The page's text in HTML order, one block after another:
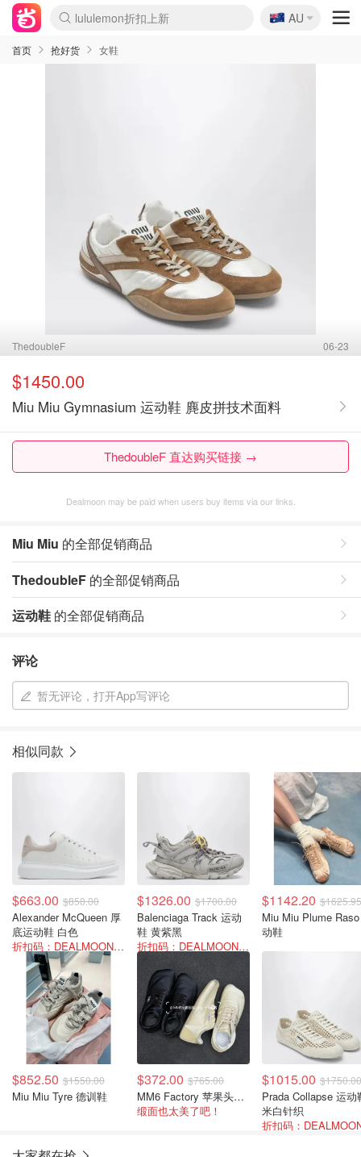
lululemon折扣上新
Sasa美妆护肤3.5折
SSENSE年中3折
FreshBeauty好价汇总
Cettire降价+叠9折
WWS Coles超市实拍
viagogo二手票捡漏
Myer超级周末1折
The Outnet奢牌1折起
David Jones 3折起
Flannels大牌1折
Perfumes Club护肤1折
AMIRO返校季6.2折
Amazon折扣汇总
eToro入金$200送$50
Amazon数码好物
ICONIC本周7.5折
ThedoubleF高奢地板价
Moose Knuckles 6折
丝芙兰5折起
EUFY官网3.7折起
Selenichast首饰2折
Trip机票酒店促销
YSL送5件彩妆礼
Amazon家居好物
Amazon美妆护肤
雅漾大喷$8
过敏原检测盒$33
伊索独家赠50ml沐浴露
科颜氏清仓3折
SEALIFE海洋馆门票6折
丝塔芙大白罐$16
订阅Newsletter送香薰
Cult Beauty 6.8折
Harrods圣诞日历2.3折
LN-CC奢牌私促3折
d'Alba空姐喷雾$16
EVE LOM套装逆天2折
Bernardelli独家4折
Adore Beauty 6折起
CT圣诞日历
Mytheresa奢品2.7折
Luxury Escapes 9折
Currentbody美容仪9折
MOON Garden Live
Roborock扫地机3.7折
Tingo Life水杯$24
Valentino官网5折
CR洗发护发6.3折
修丽可套装7.4折
Myer彩妆2件7折
GANNI官网4.5折
Stylevana韩妆4折
Tessabit高奢8.5折
OGX洗护4折
Amazon阿德莱德次日达
卡诗8.5折+赠礼
Philips Hue灯具8折
🇦🇺
AU
首页 抢好货 女鞋
ThedoubleF 06-23
$1450.00
Miu Miu Gymnasium 运动鞋 麂皮拼技术面料
ThedoubleF 直达购买链接 →
Dealmoon may be paid when users buy items via our links.
Miu Miu 的全部促销商品
ThedoubleF 的全部促销商品
运动鞋 的全部促销商品
评论
暂无评论，打开App写评论
相似同款
$663.00 $850.00
Alexander McQueen 厚
底运动鞋 白色
折扣码：DEALMOON-SUM22
$1326.00 $1700.00
Balenciaga Track 运动
鞋 黄紫黑
折扣码：DEALMOON-SUM22
$1142.20 $1625.95
Miu Miu Plume
动鞋
$852.50 $1550.00
Miu Miu Tyre 德训鞋
$372.00 $765.00
MM6 Factory 苹果头德训
缎面也太美了吧！
$1015.00 $1750.00
Prada Collapse 运动鞋
米白针织